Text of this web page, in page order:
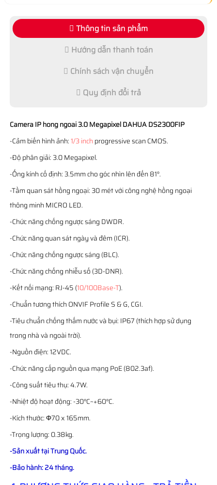
Thông tin sản phẩm
Hướng dẫn thanh toán
Chính sách vận chuyển
Quy định đổi trả
Camera IP hong ngoai 3.0 Megapixel DAHUA DS2300FIP
-Cảm biến hình ảnh:1/3 inchprogressive scan CMOS.
-Độ phân giải: 3.0 Megapixel.
-Ống kính cố định: 3.5mm cho góc nhìn lên đến 81°.
-Tầm quan sát hồng ngoại: 30 mét với công nghệ hồng ngoại
thông minh MICRO LED.
-Chức năng chống ngược sáng DWDR.
-Chức năng quan sát ngày và đêm (ICR).
-Chức năng chống ngược sáng (BLC).
-Chức năng chống nhiễu số (3D-DNR).
-Kết nối mạng: RJ-45 (10/100Base-T).
-Chuẩn tương thích ONVIF Profile S & G, CGI.
-Tiêu chuẩn chống thấm nước và bụi: IP67 (thích hợp sử dụng
trong nhà và ngoài trời).
-Nguồn điện: 12VDC.
-Chức năng cấp nguồn qua mạng PoE (802.3af).
-Công suất tiêu thụ: 4.7W.
-Nhiệt độ hoạt động: -30°C~+60°C.
-Kích thước: Φ70 x 165mm.
-Trọng lượng: 0.38kg.
-Sản xuất tại Trung Quốc.
-Bảo hành: 24 tháng.